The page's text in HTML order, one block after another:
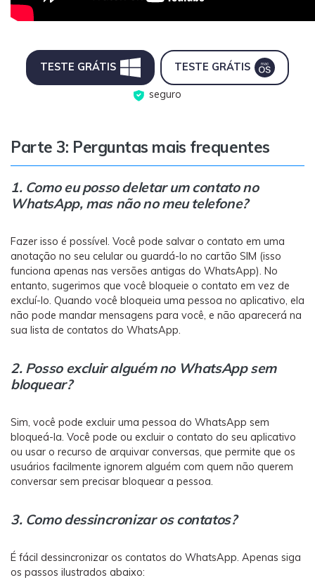
TESTE GRÁTIS TESTE GRÁTIS
seguro
Parte 3: Perguntas mais frequentes
1. Como eu posso deletar um contato no
WhatsApp, mas não no meu telefone?
Fazer isso é possível. Você pode salvar o contato em uma
anotação no seu celular ou guardá-lo no cartão SIM (isso
funciona apenas nas versões antigas do WhatsApp). No
entanto, sugerimos que você bloqueie o contato em vez de
excluí-lo. Quando você bloqueia uma pessoa no aplicativo, ela
não pode mandar mensagens para você, e não aparecerá na
sua lista de contatos do WhatsApp.
2. Posso excluir alguém no WhatsApp sem
bloquear?
Sim, você pode excluir uma pessoa do WhatsApp sem
bloqueá-la. Você pode ou excluir o contato do seu aplicativo
ou usar o recurso de arquivar conversas, que permite que os
usuários facilmente ignorem alguém com quem não querem
conversar sem precisar bloquear a pessoa.
3. Como dessincronizar os contatos?
É fácil dessincronizar os contatos do WhatsApp. Apenas siga
os passos ilustrados abaixo: